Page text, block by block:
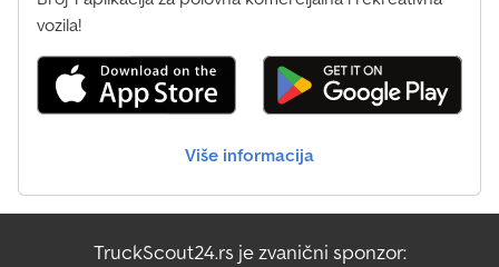
vozila!
Više informacija
TruckScout24.rs je zvanični sponzor: